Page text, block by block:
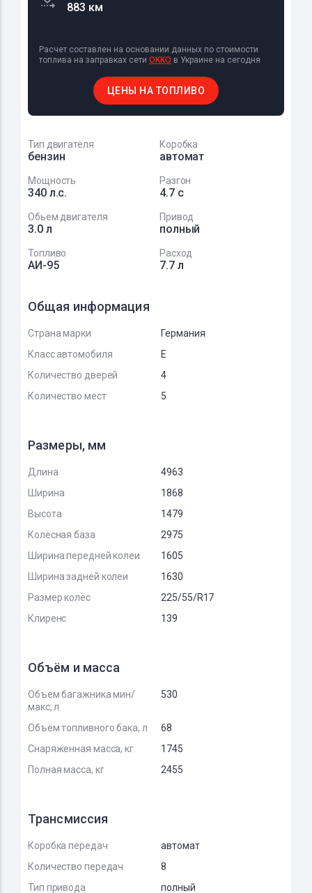
883 км
Расчет составлен на основании данных по стоимости
топлива на заправках сети OKKO в Украине на сегодня
ЦЕНЫ НА ТОПЛИВО
Тип двигателя
бензин
Коробка
автомат
Мощность
340 л.с.
Разгон
4.7 с
Обьем двигателя
3.0 л
Привод
полный
Топливо
АИ-95
Расход
7.7 л
Общая информация
Страна марки
Германия
Класс автомобиля
E
Количество дверей
4
Количество мест
5
Размеры, мм
Длина
4963
Ширина
1868
Высота
1479
Колёсная база
2975
Ширина передней колеи
1605
Ширина задней колеи
1630
Размер колёс
225/55/R17
Клиренс
139
Объём и масса
Объем багажника мин/
макс, л
530
Объём топливного бака, л
68
Снаряженная масса, кг
1745
Полная масса, кг
2455
Трансмиссия
Коробка передач
автомат
Количество передач
8
Тип привода
полный